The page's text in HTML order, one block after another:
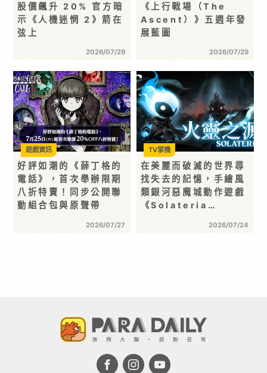
股價飆升 20% 官方暗
示《人機迷惘 2》箭在
弦上
2026/07/29
《上行戰場（The
Ascent）》五週年發
展藍圖
2026/07/29
好評如潮的《薛丁格的
電話》，首次舉辦限期
八折特賣！同步公開聯
動組合包與原聲帶
2026/07/27
遊戲資訊
在美麗而破滅的世界尋
找失去的記憶，手繪風
類銀河惡魔城動作遊戲
《Solateria…
2026/07/24
TV掌機